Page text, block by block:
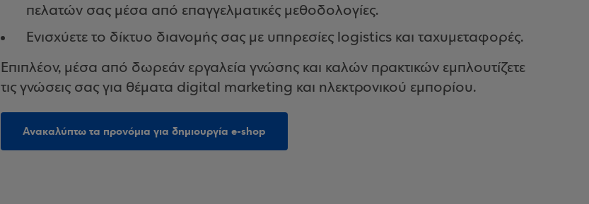
πελατών σας μέσα από επαγγελματικές μεθοδολογίες.
Ενισχύετε το δίκτυο διανομής σας με υπηρεσίες logistics και ταχυμεταφορές.
Επιπλέον, μέσα από δωρεάν εργαλεία γνώσης και καλών πρακτικών εμπλουτίζετε
τις γνώσεις σας για θέματα digital marketing και ηλεκτρονικού εμπορίου.
Ανακαλύπτω τα προνόμια για δημιουργία e-shop